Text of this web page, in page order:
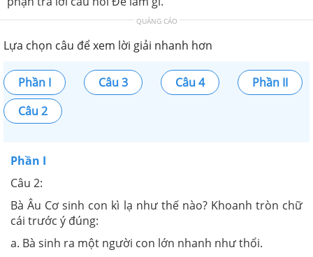
QUẢNG CÁO
Lựa chọn câu để xem lời giải nhanh hơn
Phần I Câu 3 Câu 4
Phần II
Câu 2
Phần I
Câu 2:
Bà Âu Cơ sinh con kì lạ như thế nào? Khoanh tròn chữ
cái trước ý đúng:
a. Bà sinh ra một người con lớn nhanh như thổi.